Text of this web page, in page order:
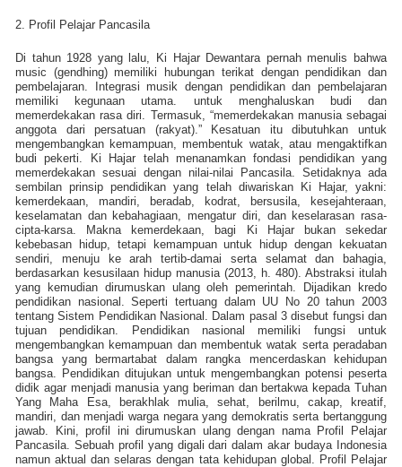
2. Profil Pelajar Pancasila
Di tahun 1928 yang lalu, Ki Hajar Dewantara pernah menulis bahwa
music (gendhing) memiliki hubungan terikat dengan pendidikan dan
pembelajaran. Integrasi musik dengan pendidikan dan pembelajaran
memiliki kegunaan utama. untuk menghaluskan budi dan
memerdekakan rasa diri. Termasuk, “memerdekakan manusia sebagai
anggota dari persatuan (rakyat).” Kesatuan itu dibutuhkan untuk
mengembangkan kemampuan, membentuk watak, atau mengaktifkan
budi pekerti. Ki Hajar telah menanamkan fondasi pendidikan yang
memerdekakan sesuai dengan nilai-nilai Pancasila. Setidaknya ada
sembilan prinsip pendidikan yang telah diwariskan Ki Hajar, yakni:
kemerdekaan, mandiri, beradab, kodrat, bersusila, kesejahteraan,
keselamatan dan kebahagiaan, mengatur diri, dan keselarasan rasa-
cipta-karsa. Makna kemerdekaan, bagi Ki Hajar bukan sekedar
kebebasan hidup, tetapi kemampuan untuk hidup dengan kekuatan
sendiri, menuju ke arah tertib-damai serta selamat dan bahagia,
berdasarkan kesusilaan hidup manusia (2013, h. 480). Abstraksi itulah
yang kemudian dirumuskan ulang oleh pemerintah. Dijadikan kredo
pendidikan nasional. Seperti tertuang dalam UU No 20 tahun 2003
tentang Sistem Pendidikan Nasional. Dalam pasal 3 disebut fungsi dan
tujuan pendidikan. Pendidikan nasional memiliki fungsi untuk
mengembangkan kemampuan dan membentuk watak serta peradaban
bangsa yang bermartabat dalam rangka mencerdaskan kehidupan
bangsa. Pendidikan ditujukan untuk mengembangkan potensi peserta
didik agar menjadi manusia yang beriman dan bertakwa kepada Tuhan
Yang Maha Esa, berakhlak mulia, sehat, berilmu, cakap, kreatif,
mandiri, dan menjadi warga negara yang demokratis serta bertanggung
jawab. Kini, profil ini dirumuskan ulang dengan nama Profil Pelajar
Pancasila. Sebuah profil yang digali dari dalam akar budaya Indonesia
namun aktual dan selaras dengan tata kehidupan global. Profil Pelajar